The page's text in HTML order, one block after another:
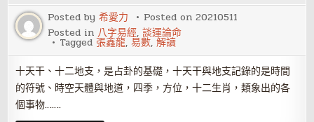
Posted by希愛力 Posted on20210511
Posted in 八字易經,談運論命
Tagged張鑫龍,易數,解讀
十天干、十二地支，是占卦的基礎，十天干與地支記錄的是時間
的符號、時空天體與地道，四季，方位，十二生肖，類象出的各
個事物…….